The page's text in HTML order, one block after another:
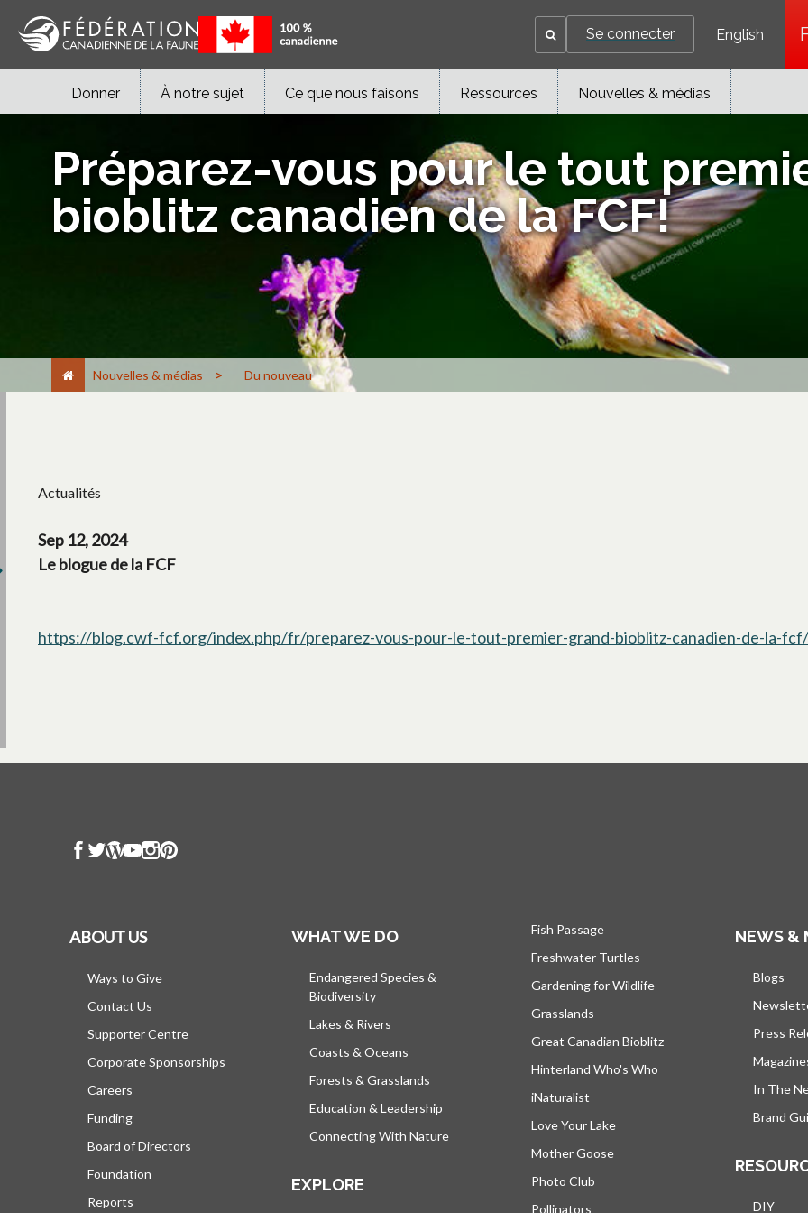
Se connecter English
Donner À notre sujet Ce que nous faisons Ressources Nouvelles & médias
Préparez-vous pour le tout
bioblitz canadien de la FCF!
Nouvelles & médias > Du nouveau
Actualités
Sep 12, 2024
Le blogue de la FCF
https://blog.cwf-fcf.org/index.php/fr/preparez-vous-pour-le-tout-premier-grand-bioblitz-canadien-de-la-fcf/
ABOUT US
Ways to Give
Contact Us
Supporter Centre
Corporate Sponsorships
Careers
Funding
Board of Directors
Foundation
Reports
WHAT WE DO
Endangered Species &
Biodiversity
Lakes & Rivers
Coasts & Oceans
Forests & Grasslands
Education & Leadership
Connecting With Nature
EXPLORE
Fish Passage
Freshwater Turtles
Gardening for Wildlife
Grasslands
Great Canadian Bioblitz
Hinterland Who's Who
iNaturalist
Love Your Lake
Mother Goose
Photo Club
Pollinators
NEWS &
Blogs
Press
In The
Brand
DIY